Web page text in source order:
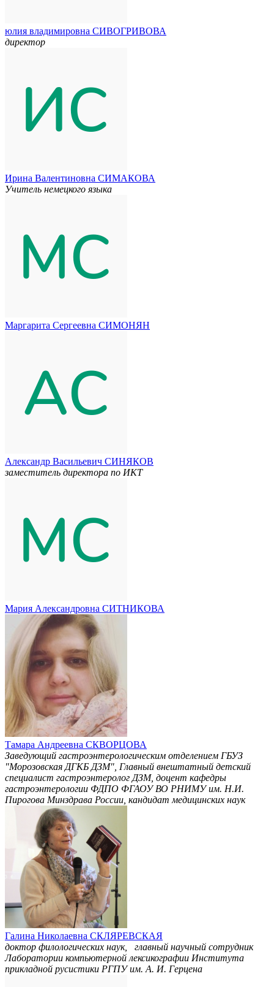
юлия владимировна СИВОГРИВОВА
директор
Ирина Валентиновна СИМАКОВА
Учитель немецкого языка
Маргарита Сергеевна СИМОНЯН
Александр Васильевич СИНЯКОВ
заместитель директора по ИКТ
Мария Александровна СИТНИКОВА
Тамара Андреевна СКВОРЦОВА
Заведующий гастроэнтерологическим отделением ГБУЗ
"Морозовская ДГКБ ДЗМ", Главный внештатный детский
специалист гастроэнтеролог ДЗМ, доцент кафедры
гастроэнтерологии ФДПО ФГАОУ ВО РНИМУ им. Н.И.
Пирогова Минздрава России, кандидат медицинских наук
Галина Николаевна СКЛЯРЕВСКАЯ
доктор филологических наук, главный научный сотрудник
Лаборатории компьютерной лексикографии Института
прикладной русистики РГПУ им. А. И. Герцена